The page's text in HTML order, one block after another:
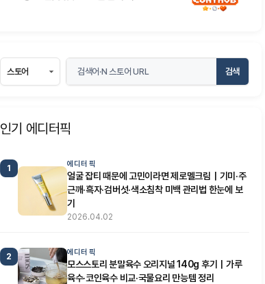
검색
인기 에디터픽
1 에디터 픽
얼굴 잡티 때문에 고민이라면 제로멜크림｜기미·주
근깨·흑자·검버섯·색소침착 미백 관리법 한눈에 보
기
2026.04.02
2 에디터 픽
모스스토리 분말육수 오리지널 140g 후기｜가루
육수·코인육수 비교·국물요리 만능템 정리